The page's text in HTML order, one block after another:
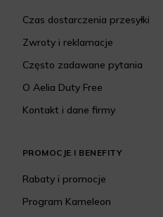
Czas dostarczenia przesyłki
Zwroty i reklamacje
Często zadawane pytania
O Aelia Duty Free
Kontakt i dane firmy
PROMOCJE I BENEFITY
Rabaty i promocje
Program Kameleon